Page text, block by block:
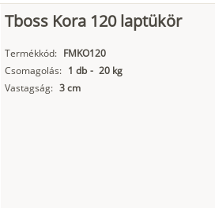
Tboss Kora 120 laptükör
Termékkód: FMKO120
Csomagolás: 1 db - 20 kg
Vastagság: 3 cm